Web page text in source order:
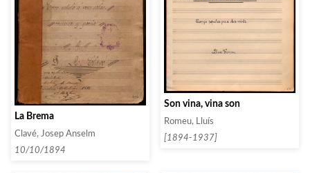
La Brema
Clavé, Josep Anselm
10/10/1894
Son vina, vina son
Romeu, Lluís
[1894-1937]